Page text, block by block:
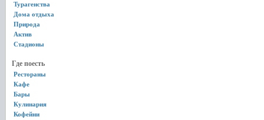
Турагенства
Дома отдыха
Природа
Актив
Стадионы
Где поесть
Рестораны
Кафе
Бары
Кулинария
Кофейни